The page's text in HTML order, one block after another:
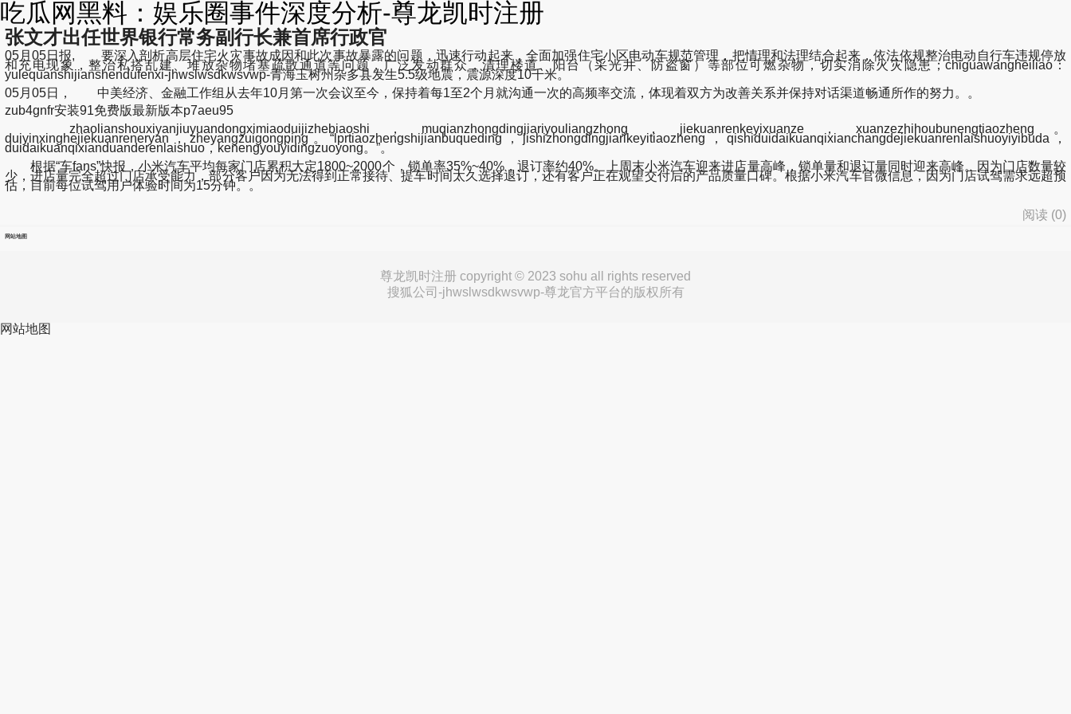
吃瓜网黑料：娱乐圈事件深度分析-尊龙凯时注册
张文才出任世界银行常务副行长兼首席行政官
05月05日报, 要深入剖析高层住宅火灾事故成因和此次事故暴露的问题，迅速行动起来，全面加强住宅小区电动车规范管理，把情理和法理结合起来，依法依规整治电动自行车违规停放
和充电现象，整治私搭乱建、堆放杂物堵塞疏散通道等问题，广泛发动群众，清理楼道、阳台（采光井、防盗窗）等部位可燃杂物，切实消除火灾隐患；chiguawangheiliao：
yulequanshijianshendufenxi-jhwslwsdkwsvwp-青海玉树州杂多县发生5.5级地震，震源深度10千米。
05月05日， 中美经济、金融工作组从去年10月第一次会议至今，保持着每1至2个月就沟通一次的高频率交流，体现着双方为改善关系并保持对话渠道畅通所作的努力。。
zub4gnfr安装91免费版最新版本p7aeu95
zhaolianshouxiyanjiuyuandongximiaoduijizhebiaoshi，muqianzhongdingjiariyouliangzhong，jiekuanrenkeyixuanze，xuanzezhihoubunengtiaozheng。
duiyinxinghejiekuanreneryan，zheyangzuigongping。“lprtiaozhengshijianbuqueding，jishizhongdingjiarikeyitiaozheng，qishiduidaikuanqixianchangdejiekuanrenlaishuoyiyibuda，
duidaikuanqixianduanderenlaishuo，kenengyouyidingzuoyong。”。
根据“车fans”快报，小米汽车平均每家门店累积大定1800~2000个，锁单率35%~40%，退订率约40%。上周末小米汽车迎来进店量高峰，锁单量和退订量同时迎来高峰。因为门店数量较
少，进店量完全超过门店承受能力，部分客户因为无法得到正常接待、提车时间太久选择退订，还有客户正在观望交付后的产品质量口碑。根据小米汽车官微信息，因为门店试驾需求远超预
估，目前每位试驾用户体验时间为15分钟。。
阅读 (0)
网站地图
尊龙凯时注册 copyright © 2023 sohu all rights reserved
搜狐公司-jhwslwsdkwsvwp-尊龙官方平台的版权所有
网站地图